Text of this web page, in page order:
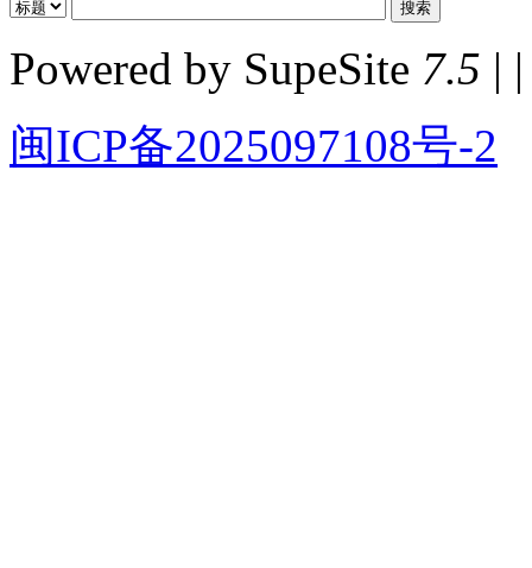
Powered by SupeSite 7.5 | |
闽ICP备2025097108号-2